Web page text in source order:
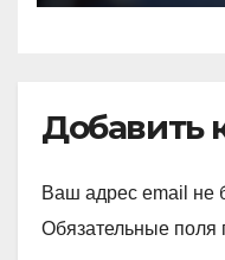
Добавить
Ваш адрес email не
Обязательные поля